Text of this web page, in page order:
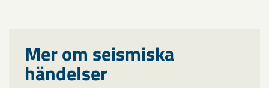
Mer om seismiska
händelser